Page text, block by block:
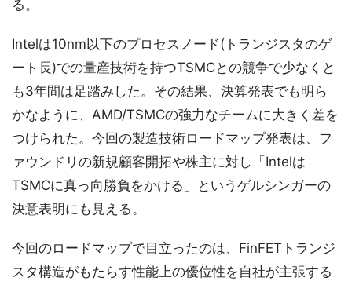
る。
Intelは10nm以下のプロセスノード(トランジスタのゲ
ート長)での量産技術を持つTSMCとの競争で少なくと
も3年間は足踏みした。その結果、決算発表でも明ら
かなように、AMD/TSMCの強力なチームに大きく差を
つけられた。今回の製造技術ロードマップ発表は、フ
ァウンドリの新規顧客開拓や株主に対し「Intelは
TSMCに真っ向勝負をかける」というゲルシンガーの
決意表明にも見える。
今回のロードマップで目立ったのは、FinFETトランジ
スタ構造がもたらす性能上の優位性を自社が主張する